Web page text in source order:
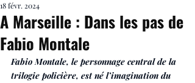
A Marseille : Dans les pas de
Fabio Montale
18 févr. 2024
Fabio Montale, le personnage central de la
trilogie policière, est né l’imagination du